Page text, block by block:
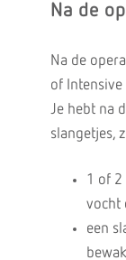
Na de
Na de
of Intensive
Je hebt na
slangetjes,
1 of 2
vocht
een